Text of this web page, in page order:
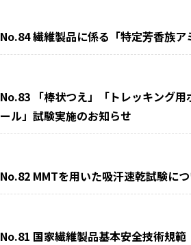
No.84 繊維製品に係る「特定芳香族
No.83 「棒状つえ」「トレッキング
ール」試験実施のお知らせ
No.82 MMTを用いた吸汗速乾試験に
No.81 国家繊維製品基本安全技術規